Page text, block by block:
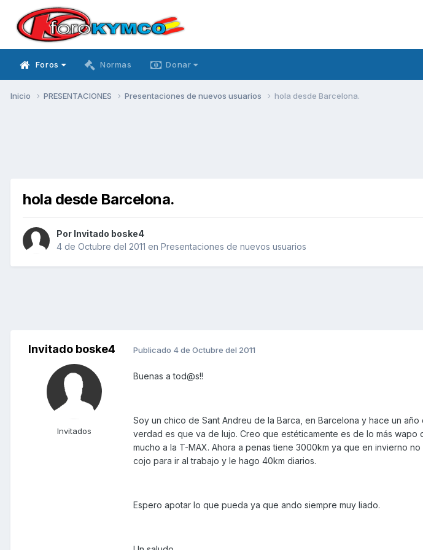
Foros Normas Donar
Inicio PRESENTACIONES Presentaciones de nuevos usuarios hola desde Barcelona.
hola desde Barcelona.
Por Invitado boske4
4 de Octubre del 2011 en Presentaciones de nuevos usuarios
Invitado boske4
Invitados
Publicado 4 de Octubre del 2011
Buenas a tod@s!!
Soy un chico de Sant Andreu de la Barca, en Barcelona y hace un año
verdad es que va de lujo. Creo que estéticamente es de lo más
mucho a la T-MAX. Ahora a penas tiene 3000km ya que en invierno
cojo para ir al trabajo y le hago 40km diarios.
Espero apotar lo que pueda ya que ando siempre muy liado.